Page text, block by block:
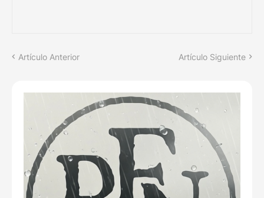
Artículo Anterior Artículo Siguiente